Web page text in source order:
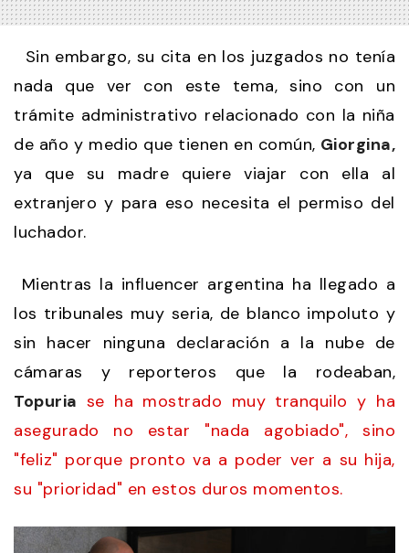
Sin embargo, su cita en los juzgados no tenía
nada que ver con este tema, sino con un
trámite administrativo relacionado con la niña
de año y medio que tienen en común, Giorgina,
ya que su madre quiere viajar con ella al
extranjero y para eso necesita el permiso del
luchador.
Mientras la influencer argentina ha llegado a
los tribunales muy seria, de blanco impoluto y
sin hacer ninguna declaración a la nube de
cámaras y reporteros que la rodeaban,
Topuria se ha mostrado muy tranquilo y ha
asegurado no estar "nada agobiado", sino
"feliz" porque pronto va a poder ver a su hija,
su "prioridad" en estos duros momentos.